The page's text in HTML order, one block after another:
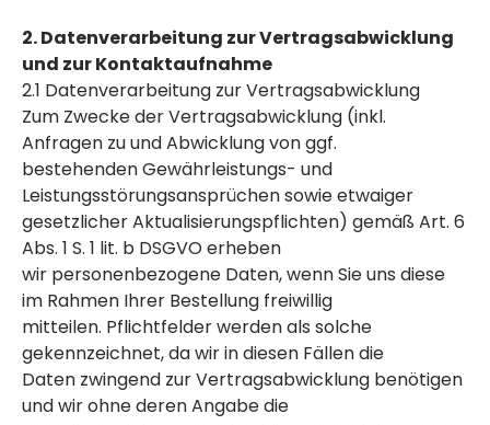
2. Datenverarbeitung zur Vertragsabwicklung
und zur Kontaktaufnahme
2.1 Datenverarbeitung zur Vertragsabwicklung
Zum Zwecke der Vertragsabwicklung (inkl.
Anfragen zu und Abwicklung von ggf.
bestehenden Gewährleistungs- und
Leistungsstörungsansprüchen sowie etwaiger
gesetzlicher Aktualisierungspflichten) gemäß Art. 6
Abs. 1 S. 1 lit. b DSGVO erheben
wir personenbezogene Daten, wenn Sie uns diese
im Rahmen Ihrer Bestellung freiwillig
mitteilen. Pflichtfelder werden als solche
gekennzeichnet, da wir in diesen Fällen die
Daten zwingend zur Vertragsabwicklung benötigen
und wir ohne deren Angabe die